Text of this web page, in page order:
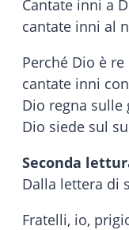
Cantate inni a
cantate inni al
Perché Dio è
cantate inni
Dio regna sulle
Dio siede sul
Seconda
Dalla lettera di
Fratelli, io,